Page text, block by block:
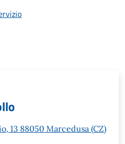
13 88050 Marcedusa (CZ)